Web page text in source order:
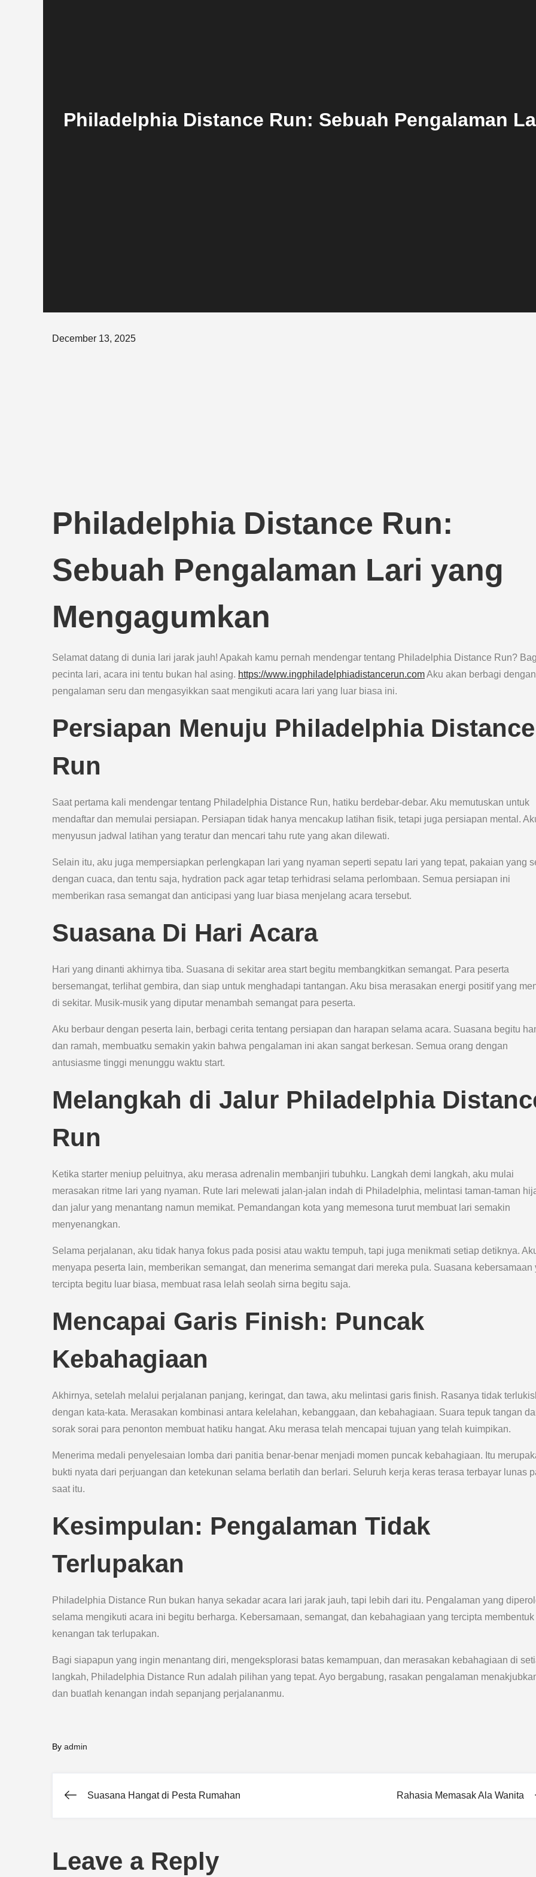
Philadelphia Distance Run: Sebuah Pengalaman
Posted
December 13, 2025
Philadelphia Distance Run:
Sebuah Pengalaman Lari yang
Mengagumkan
Selamat datang di dunia lari jarak jauh! Apakah kamu pernah mendengar tentang Philadelphia Distance Run?
pecinta lari, acara ini tentu bukan hal asing. https://www.ingphiladelphiadistancerun.comAku akan berbagi
pengalaman seru dan mengasyikkan saat mengikuti acara lari yang luar biasa ini.
Persiapan Menuju Philadelphia Distance
Run
Saat pertama kali mendengar tentang Philadelphia Distance Run, hatiku berdebar-debar. Aku memutuskan untuk
mendaftar dan memulai persiapan. Persiapan tidak hanya mencakup latihan fisik, tetapi juga persiapan mental.
menyusun jadwal latihan yang teratur dan mencari tahu rute yang akan dilewati.
Selain itu, aku juga mempersiapkan perlengkapan lari yang nyaman seperti sepatu lari yang tepat, pakaian yang
dengan cuaca, dan tentu saja, hydration pack agar tetap terhidrasi selama perlombaan. Semua persiapan ini
memberikan rasa semangat dan anticipasi yang luar biasa menjelang acara tersebut.
Suasana Di Hari Acara
Hari yang dinanti akhirnya tiba. Suasana di sekitar area start begitu membangkitkan semangat. Para peserta
bersemangat, terlihat gembira, dan siap untuk menghadapi tantangan. Aku bisa merasakan energi positif yang
di sekitar. Musik-musik yang diputar menambah semangat para peserta.
Aku berbaur dengan peserta lain, berbagi cerita tentang persiapan dan harapan selama acara. Suasana begitu
dan ramah, membuatku semakin yakin bahwa pengalaman ini akan sangat berkesan. Semua orang dengan
antusiasme tinggi menunggu waktu start.
Melangkah di Jalur Philadelphia
Run
Ketika starter meniup peluitnya, aku merasa adrenalin membanjiri tubuhku. Langkah demi langkah, aku mulai
merasakan ritme lari yang nyaman. Rute lari melewati jalan-jalan indah di Philadelphia, melintasi taman-taman
dan jalur yang menantang namun memikat. Pemandangan kota yang memesona turut membuat lari semakin
menyenangkan.
Selama perjalanan, aku tidak hanya fokus pada posisi atau waktu tempuh, tapi juga menikmati setiap detiknya.
menyapa peserta lain, memberikan semangat, dan menerima semangat dari mereka pula. Suasana kebersamaan
tercipta begitu luar biasa, membuat rasa lelah seolah sirna begitu saja.
Mencapai Garis Finish: Puncak
Kebahagiaan
Akhirnya, setelah melalui perjalanan panjang, keringat, dan tawa, aku melintasi garis finish. Rasanya tidak
dengan kata-kata. Merasakan kombinasi antara kelelahan, kebanggaan, dan kebahagiaan. Suara tepuk tangan
sorak sorai para penonton membuat hatiku hangat. Aku merasa telah mencapai tujuan yang telah kuimpikan.
Menerima medali penyelesaian lomba dari panitia benar-benar menjadi momen puncak kebahagiaan. Itu
bukti nyata dari perjuangan dan ketekunan selama berlatih dan berlari. Seluruh kerja keras terasa terbayar lunas
saat itu.
Kesimpulan: Pengalaman Tidak
Terlupakan
Philadelphia Distance Run bukan hanya sekadar acara lari jarak jauh, tapi lebih dari itu. Pengalaman yang
selama mengikuti acara ini begitu berharga. Kebersamaan, semangat, dan kebahagiaan yang tercipta membentuk
kenangan tak terlupakan.
Bagi siapapun yang ingin menantang diri, mengeksplorasi batas kemampuan, dan merasakan kebahagiaan di
langkah, Philadelphia Distance Run adalah pilihan yang tepat. Ayo bergabung, rasakan pengalaman
dan buatlah kenangan indah sepanjang perjalananmu.
By admin
Post
Suasana Hangat di Pesta Rumahan Rahasia Memasak Ala Wanita
Leave a Reply